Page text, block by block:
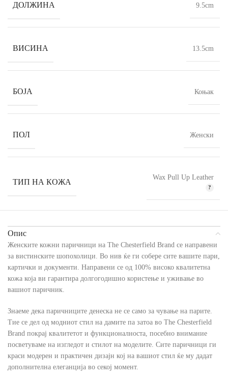
ДОЛЖИНА 9.5cm
ВИСИНА 13.5cm
БОЈА Коњак
ПОЛ Женски
ТИП НА КОЖА Wax Pull Up Leather
Опис
Женските кожни паричници на The Chesterfield Brand се направени
за вистинските шопохолици. Во нив ќе ги собере сите вашите пари,
картички и документи. Направени се од 100% високо квалитетна
кожа која ви гарантира долгогодишно користење и уживање во
вашиот паричник.
Знаеме дека паричниците денеска не се само за чување на парите.
Тие се дел од модниот стил на дамите па затоа во The Chesterfield
Brand покрај квалитетот и функционалноста, посебно внимание
посветуваме на изгледот и стилот на моделите. Сите паричници ги
краси модерен и практичен дизајн кој на вашиот стил ќе му дадат
дополнителна елеганција во секој момент.